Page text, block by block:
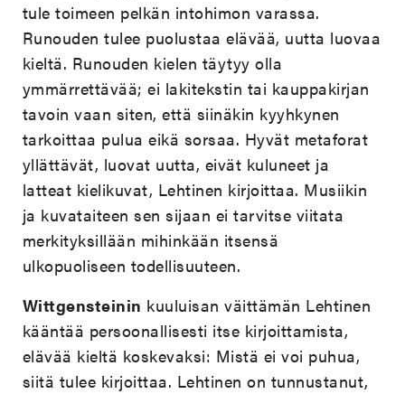
tule toimeen pelkän intohimon varassa.
Runouden tulee puolustaa elävää, uutta luovaa
kieltä. Runouden kielen täytyy olla
ymmärrettävää; ei lakitekstin tai kauppakirjan
tavoin vaan siten, että siinäkin kyyhkynen
tarkoittaa pulua eikä sorsaa. Hyvät metaforat
yllättävät, luovat uutta, eivät kuluneet ja
latteat kielikuvat, Lehtinen kirjoittaa. Musiikin
ja kuvataiteen sen sijaan ei tarvitse viitata
merkityksillään mihinkään itsensä
ulkopuoliseen todellisuuteen.
Wittgensteinin kuuluisan väittämän Lehtinen
kääntää persoonallisesti itse kirjoittamista,
elävää kieltä koskevaksi: Mistä ei voi puhua,
siitä tulee kirjoittaa. Lehtinen on tunnustanut,